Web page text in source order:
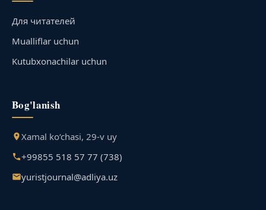
Для читателей
Mualliflar uchun
Kutubxonachilar uchun
Bog'lanish
Xamal ko‘chasi, 29-v uy
+99855 518 57 77 (738)
yuristjournal@adliya.uz